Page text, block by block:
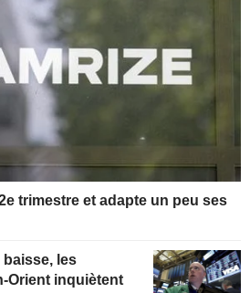
trimestre et adapte un peu ses
baisse, les
Orient inquiètent